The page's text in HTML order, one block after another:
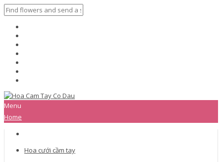
Menu
Home
Hoa cưới cầm tay